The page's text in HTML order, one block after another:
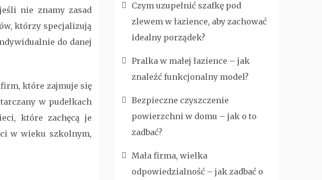
nie znamy zasad
którzy specjalizują
do danej
które zajmuje się
w pudełkach
które zachęcą je
w wieku szkolnym,
Czym uzupełnić szafkę pod
zlewem w łazience, aby zachować
idealny porządek?
Pralka w małej łazience – jak
znaleźć funkcjonalny model?
Bezpieczne czyszczenie
powierzchni w domu – jak o to
zadbać?
Mała firma, wielka
odpowiedzialność – jak zadbać o